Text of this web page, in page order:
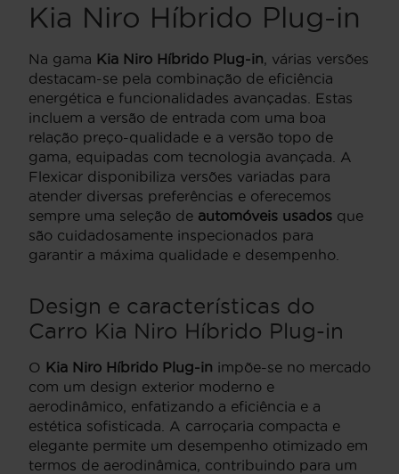
Kia Niro Híbrido Plug-in
Na gama Kia Niro Híbrido Plug-in, várias versões
destacam-se pela combinação de eficiência
energética e funcionalidades avançadas. Estas
incluem a versão de entrada com uma boa
relação preço-qualidade e a versão topo de
gama, equipadas com tecnologia avançada. A
Flexicar disponibiliza versões variadas para
atender diversas preferências e oferecemos
sempre uma seleção de automóveis usados que
são cuidadosamente inspecionados para
garantir a máxima qualidade e desempenho.
Design e características do
Carro Kia Niro Híbrido Plug-in
O Kia Niro Híbrido Plug-in impõe-se no mercado
com um design exterior moderno e
aerodinâmico, enfatizando a eficiência e a
estética sofisticada. A carroçaria compacta e
elegante permite um desempenho otimizado em
termos de aerodinâmica, contribuindo para um